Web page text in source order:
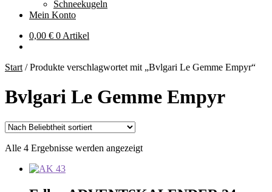
Schneekugeln
Mein Konto
0,00 € 0 Artikel
Start /Produkte verschlagwortet mit „Bvlgari Le Gemme Empyr“
Bvlgari Le Gemme Empyr
Alle 4 Ergebnisse werden angezeigtNach